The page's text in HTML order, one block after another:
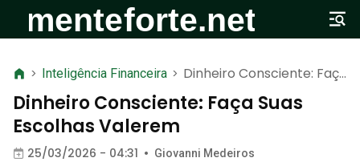
> Inteligência Financeira > Dinheiro Consciente: Faça
Suas Escolhas Valerem
Dinheiro Consciente: Faça Suas
Escolhas Valerem
25/03/2026 - 04:31 • Giovanni Medeiros